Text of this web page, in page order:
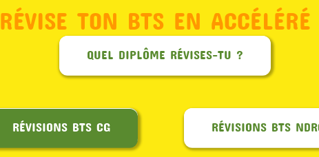
RÉVISE TON BTS EN
QUEL DIPLÔME RÉVISES-TU ?
RÉVISIONS BTS CG RÉVISIONS BTS